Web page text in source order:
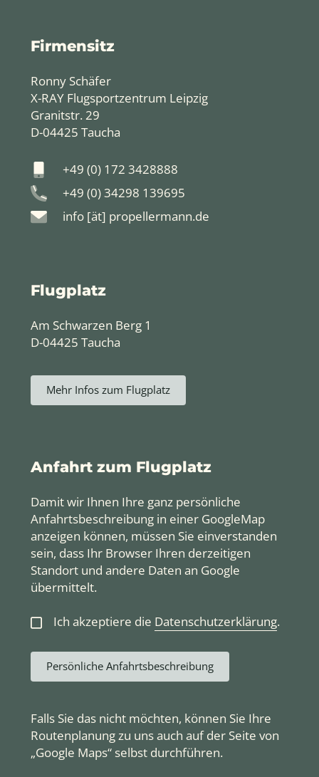
Firmensitz
Ronny Schäfer
X-RAY Flugsportzentrum Leipzig
Granitstr. 29
D-04425 Taucha
+49 (0) 172 3428888
+49 (0) 34298 139695
info [ät] propellermann.de
Anfahrt zum Flugplatz
Damit wir Ihnen Ihre ganz persönliche
Anfahrtsbeschreibung in einer GoogleMap
anzeigen können, müssen Sie einverstanden
sein, dass Ihr Browser Ihren derzeitigen
Standort und andere Daten an Google
übermittelt.
Ich akzeptiere die Datenschutzerklärung.
Persönliche Anfahrtsbeschreibung
Falls Sie das nicht möchten, können Sie Ihre
Routenplanung zu uns auch auf der Seite von
„Google Maps“ selbst durchführen.
Flugplatz
Am Schwarzen Berg 1
D-04425 Taucha
Mehr Infos zum Flugplatz